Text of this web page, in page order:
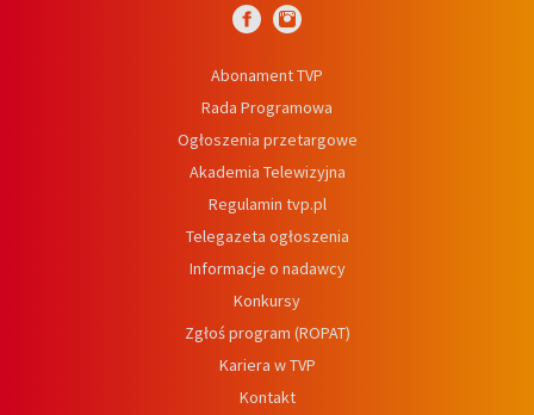
Abonament TVP
Rada Programowa
Ogłoszenia przetargowe
Akademia Telewizyjna
Regulamin tvp.pl
Telegazeta ogłoszenia
Informacje o nadawcy
Konkursy
Zgłoś program (ROPAT)
Kariera w TVP
Kontakt